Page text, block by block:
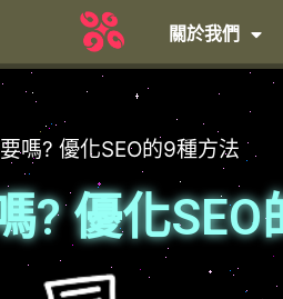
關於我們
嗎? 優化SEO的9種方法
? 優化